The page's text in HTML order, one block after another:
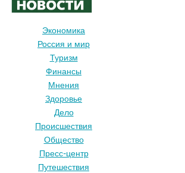
Экономика
Россия и мир
Туризм
Финансы
Мнения
Здоровье
Дело
Происшествия
Общество
Пресс-центр
Путешествия